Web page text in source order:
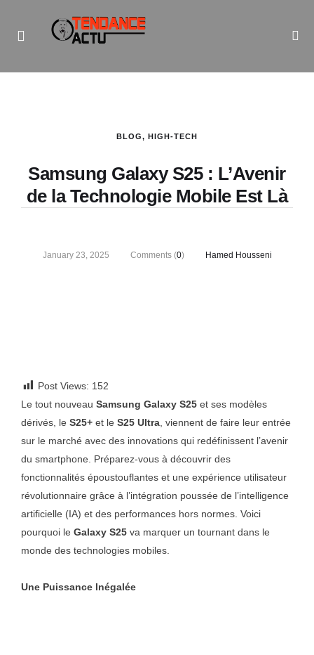
Informe Pour Bâtir / Inform To Build
BLOG, HIGH-TECH
Samsung Galaxy S25 : L’Avenir
de la Technologie Mobile Est Là
January 23, 2025 Comments (0) Hamed Housseni
Post Views: 152
Le tout nouveau Samsung Galaxy S25 et ses modèles
dérivés, le S25+ et le S25 Ultra , viennent de faire leur entrée
sur le marché avec des innovations qui redéfinissent l’avenir
du smartphone. Préparez-vous à découvrir des
fonctionnalités époustouflantes et une expérience utilisateur
révolutionnaire grâce à l’intégration poussée de l’intelligence
artificielle (IA) et des performances hors normes. Voici
pourquoi le Galaxy S25 va marquer un tournant dans le
monde des technologies mobiles.
Une Puissance Inégalée